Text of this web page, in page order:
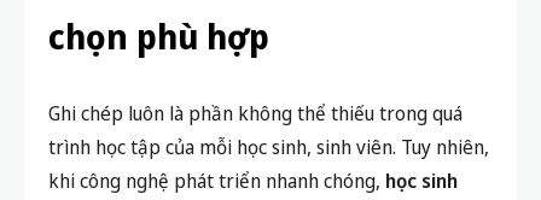
chọn phù hợp
Ghi chép luôn là phần không thể thiếu trong quá
trình học tập của mỗi học sinh, sinh viên. Tuy nhiên,
khi công nghệ phát triển nhanh chóng, học sinh